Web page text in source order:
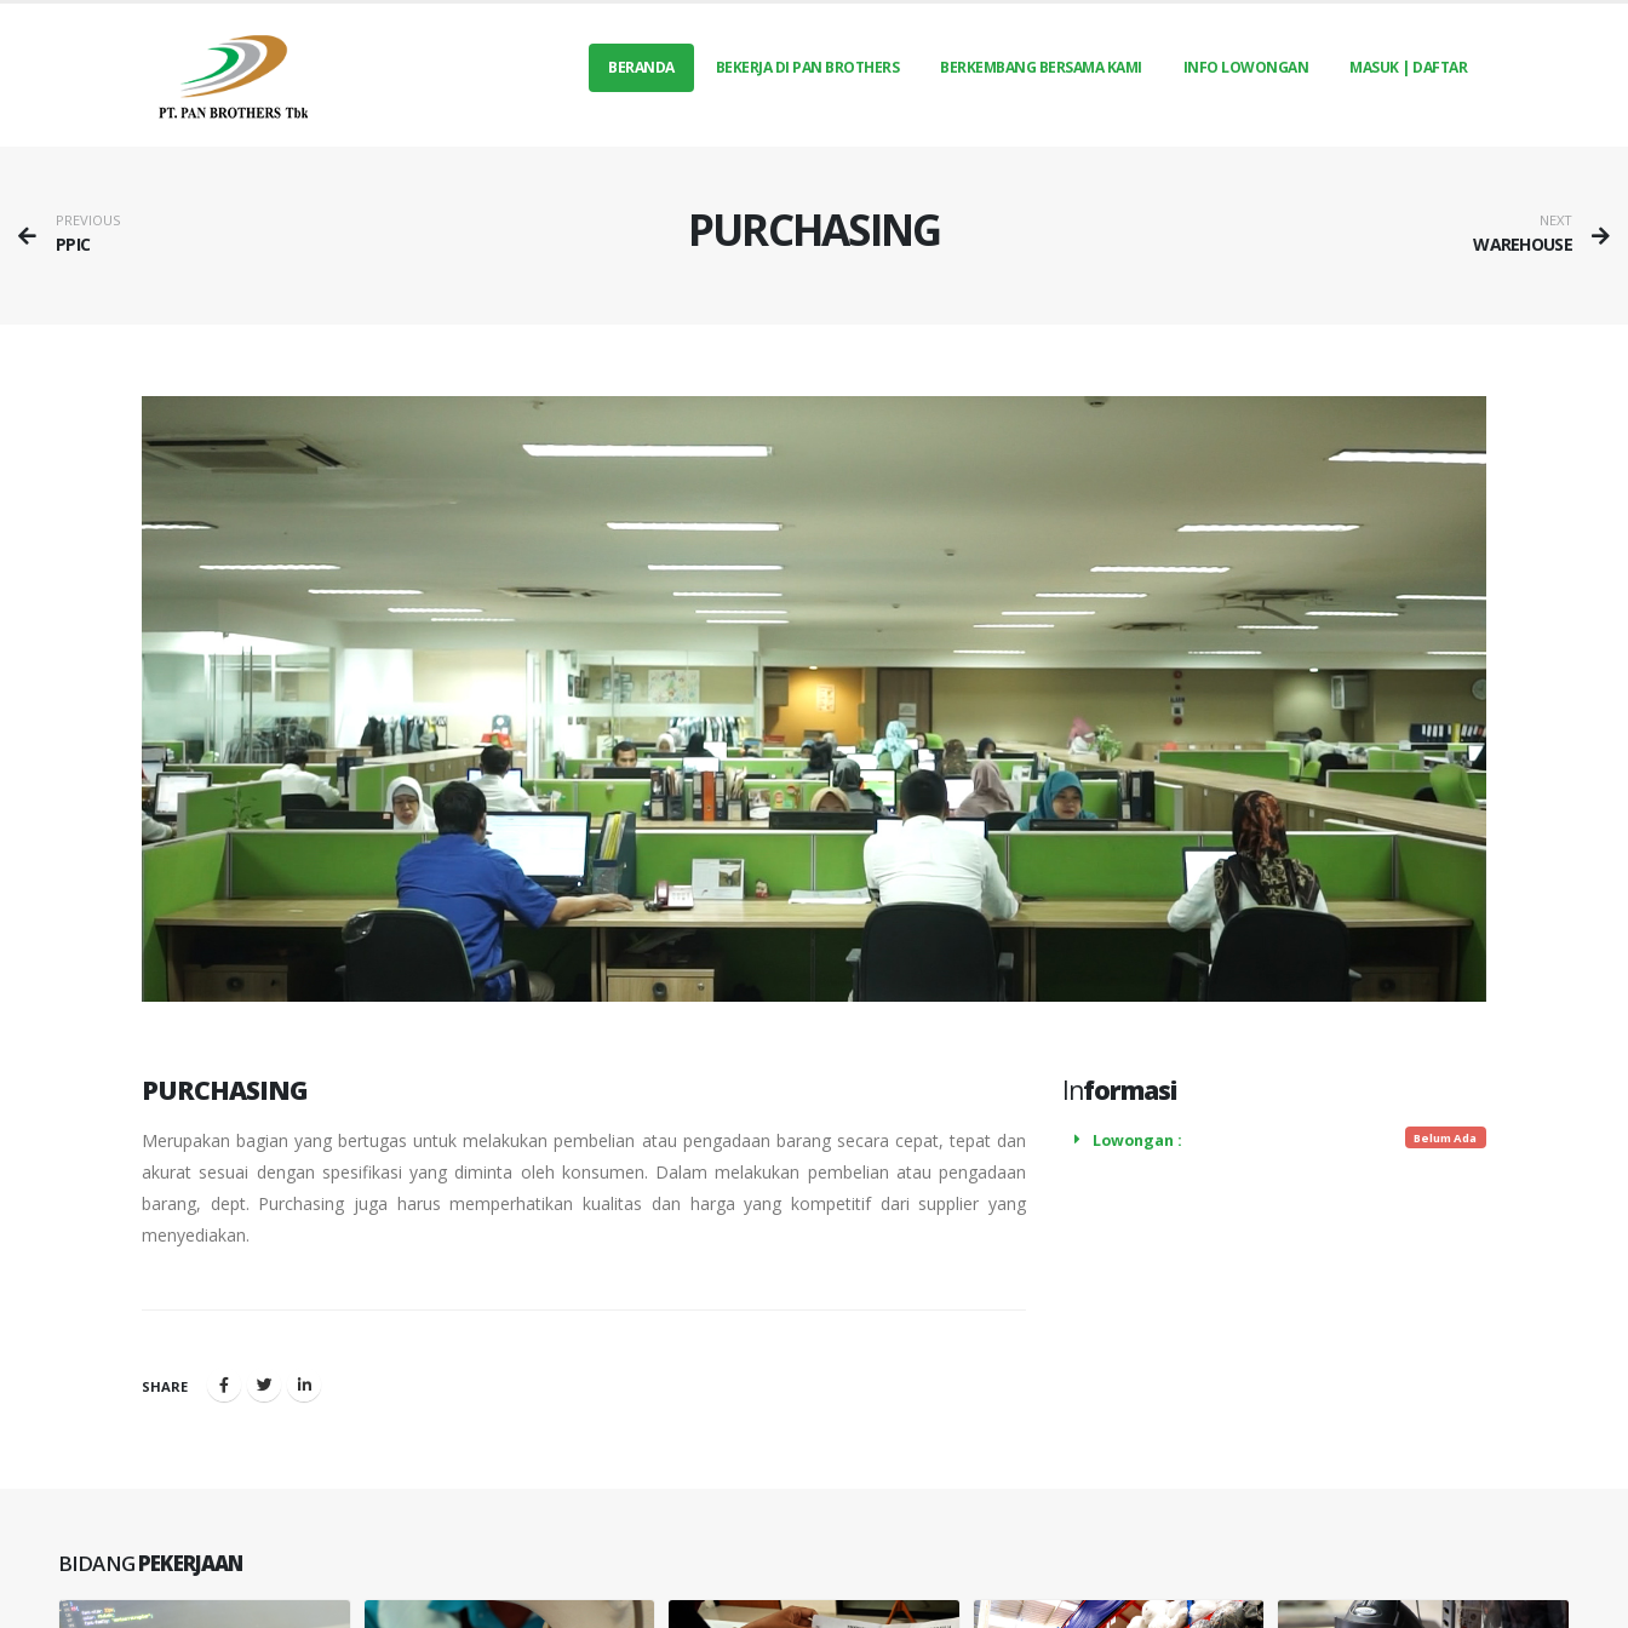
BERANDA BEKERJA DI PAN BROTHERS BERKEMBANG BERSAMA KAMI INFO LOWONGAN MASUK | DAFTAR
PREVIOUS
PPIC PURCHASING NEXT
WAREHOUSE
PURCHASING
Merupakan bagian yang bertugas untuk melakukan pembelian atau pengadaan barang secara cepat, tepat dan
akurat sesuai dengan spesifikasi yang diminta oleh konsumen. Dalam melakukan pembelian atau pengadaan
barang, dept. Purchasing juga harus memperhatikan kualitas dan harga yang kompetitif dari supplier yang
menyediakan.
SHARE
Informasi
Lowongan : Belum Ada
BIDANGPEKERJAAN